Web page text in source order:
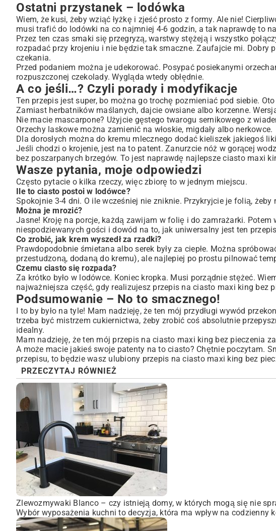
Ostatni przystanek – lodówka
Wiem, że kusi, żeby wziąć łyżkę i zjeść prosto z formy. Ale nie!
musi trafić do lodówki na co najmniej 4-6 godzin, a tak naprawdę to
Przez ten czas smaki się przegryzą, warstwy stężeją i wszystko
rozpadać przy krojeniu i nie będzie tak smaczne. Zaufajcie mi.
czekania.
Przed podaniem można je udekorować. Posypać posiekanymi
rozpuszczonej czekolady. Wygląda wtedy obłędnie.
A co jeśli…? Czyli porady i modyfikacje
Ten przepis jest super, bo można go trochę pozmieniać pod siebie.
Zamiast herbatników maślanych, dajcie owsiane albo korzenne.
Nie macie mascarpone? Użyjcie gęstego twarogu sernikowego z
Orzechy laskowe można zamienić na włoskie, migdały albo nerkowce.
Dla dorosłych można do kremu mlecznego dodać kieliszek jakiegoś
Jeśli chodzi o krojenie, jest na to patent. Zanurzcie nóż w gorącej
bez poszarpanych brzegów. To jest naprawdę najlepsze ciasto maxi
Wasze pytania, moje odpowiedzi
Często pytacie o kilka rzeczy, więc zbiorę to w jednym miejscu.
Ile to ciasto postoi w lodówce?
Spokojnie 3-4 dni. O ile wcześniej nie zniknie. Przykryjcie je folią, żeby
Można je mrozić?
Jasne! Kroję na porcje, każdą zawijam w folię i do zamrażarki.
niespodziewanych gości i dowód na to, jak uniwersalny jest ten
Co zrobić, jak krem wyszedł za rzadki?
Prawdopodobnie śmietana albo serek były za ciepłe. Można
przestudzoną, dodaną do kremu), ale najlepiej po prostu pilnować
Czemu ciasto się rozpada?
Za krótko było w lodówce. Koniec kropka. Musi porządnie stężeć.
najważniejsza część, gdy realizujesz przepis na ciasto maxi king bez
Podsumowanie – No to smacznego!
I to by było na tyle! Mam nadzieję, że ten mój przydługi wywód
trzeba być mistrzem cukiernictwa, żeby zrobić coś absolutnie
idealny.
Mam nadzieję, że ten mój przepis na ciasto maxi king bez pieczenia
A może macie jakieś swoje patenty na to ciasto? Chętnie poczytam.
przepisu, to będzie wasz ulubiony przepis na ciasto maxi king bez
PRZECZYTAJ RÓWNIEŻ
Zlewozmywaki Blanco – czy istnieją domy, w których mogą się nie
Wybór wyposażenia kuchni to decyzja, która ma wpływ na codzienny